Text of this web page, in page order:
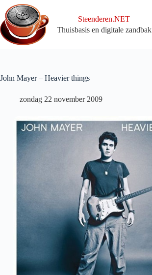
naar
de
inhoud
Steenderen.NET
Thuisbasis en digitale zandbak
John Mayer – Heavier things
zondag 22 november 2009